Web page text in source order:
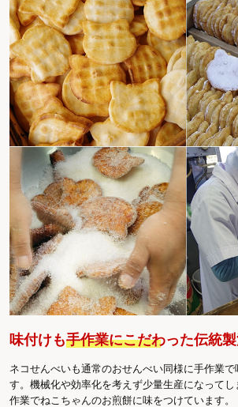
味付けも手作業にこだわった伝統
ネコせんべいも通常のおせんべい同様に手作業で
す。機械化や効率化を考えず少量生産になって
作業でねこちゃんのお煎餅に味をつけています。